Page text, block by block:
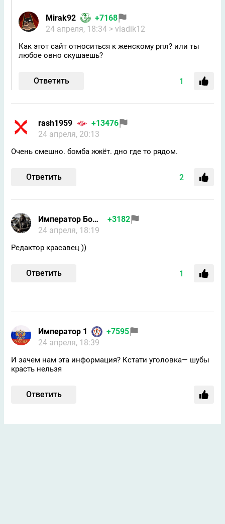
Mirak92
+7168
24 апреля, 18:34 > vladik12
Как этот сайт относиться к женскому рпл? или ты
любое овно скушаешь?
Ответить 1
rash1959
+13476
24 апреля, 20:13
Очень смешно. бомба жжёт. дно где то рядом.
Ответить 2
Император Бомжей
+3182
24 апреля, 18:19
Редактор красавец ))
Ответить 1
Император 1
+7595
24 апреля, 18:39
И зачем нам эта информация? Кстати уголовка— шубы
красть нельзя
Ответить